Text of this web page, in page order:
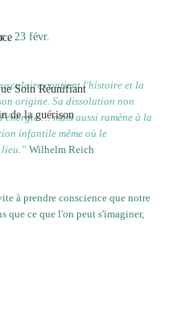
Soin Réunifiant
de la guérison
: 23 févr.
contient l'histoire et la
origine. Sa dissolution non
… mais aussi ramène à la
infantile même où le
lieu.” Wilhelm Reich
à prendre conscience que notre
que ce que l'on peut s'imaginer,